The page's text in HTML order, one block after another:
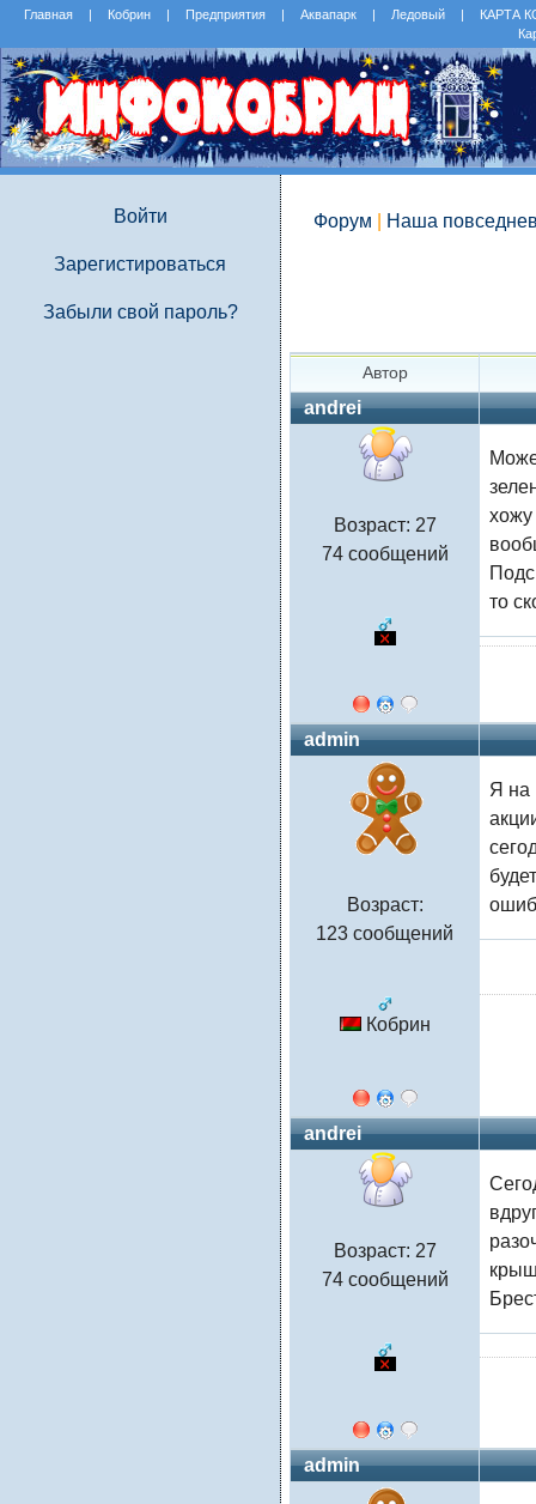
Главная | Кобрин | Предприятия | Аквапарк | Ледовый |
КАРТА
Войти
Зарегистироваться
Забыли свой пароль?
Форум Наша
Автор
andrei
Возраст: 27
74 сообщений
хожу
то
admin
Возраст:
123 сообщений
Кобрин
Я на
andrei
Возраст: 27
74 сообщений
admin